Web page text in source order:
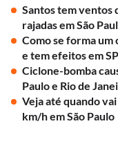
Santos tem ventos
rajadas em São
Como se forma um
e tem efeitos em
Ciclone-bomba
Paulo e Rio de
Veja até quando
km/h em São Paulo